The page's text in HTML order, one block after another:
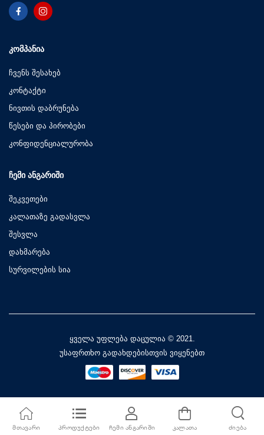
ᲙᲝᲛᲞᲐᲜᲘᲐ
ჩვენს შესახებ
კონტაქტი
ნივთის დაბრუნება
წესები და პირობები
კონფიდენციალურობა
ᲩᲔᲛᲘ ᲐᲜᲒᲐᲠᲘᲨᲘ
შეკვეთები
კალათაზე გადასვლა
შესვლა
დახმარება
სურვილების სია
ყველა უფლება დაცულია © 2021.
უსაფრთხო გადახდებისთვის ვიყენებთ
ᲛᲗᲐᲕᲐᲠᲘ ᲞᲠᲝᲓᲣᲥᲢᲔᲑᲘ ᲩᲔᲛᲘ ᲐᲜᲒᲐᲠᲘᲨᲘ ᲙᲐᲚᲐᲗᲐ ᲫᲘᲔᲑᲐ